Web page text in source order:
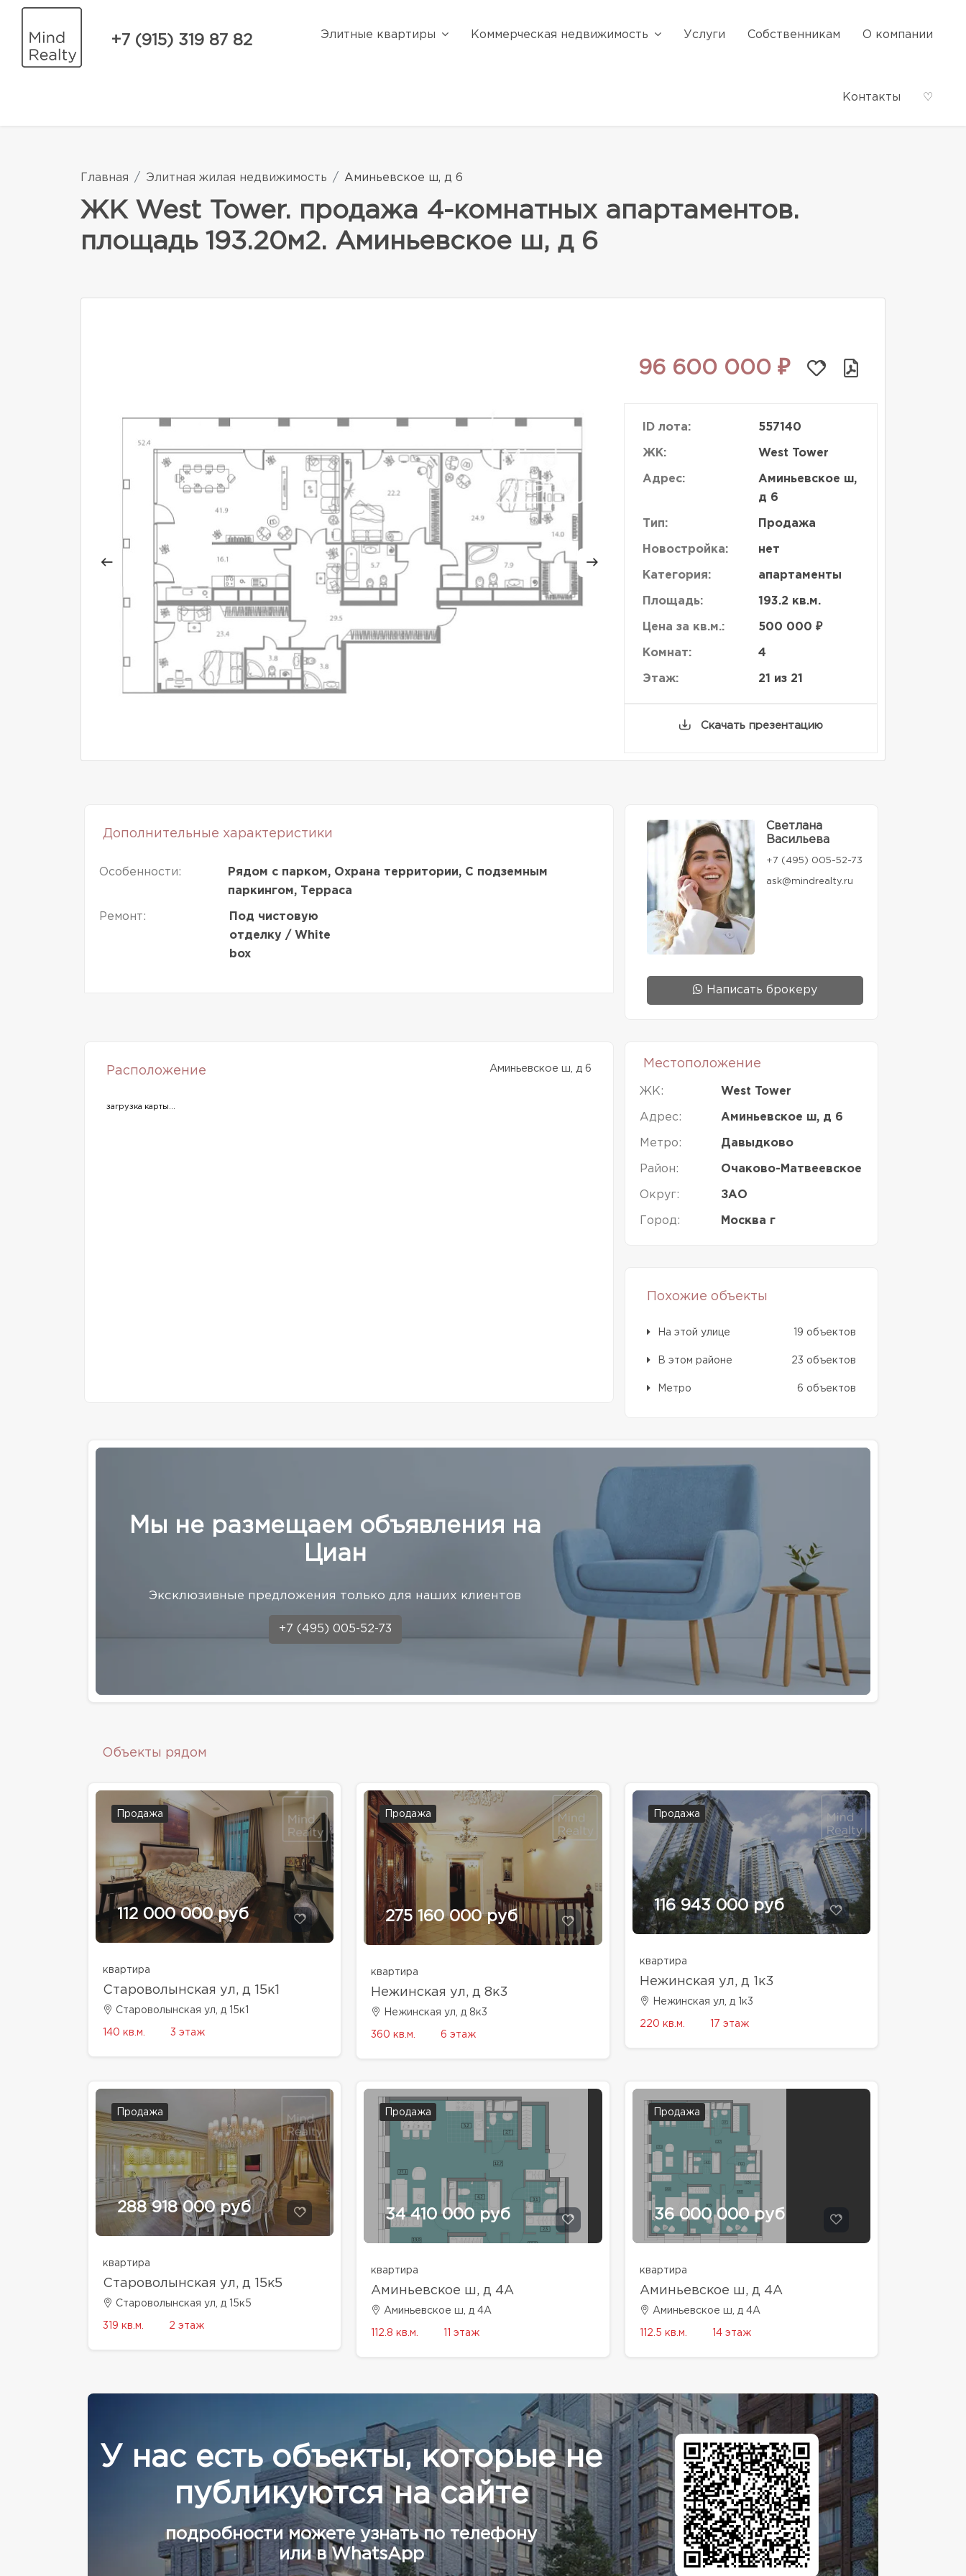
+7 (915) 319 87 82 Элитные квартиры Коммерческая недвижимость Услуги Собственникам О компании
Контакты ♡
Главная Элитная жилая недвижимость Аминьевское ш, д 6
ЖК West Tower. продажа 4-комнатных апартаментов.
площадь 193.20м2. Аминьевское ш, д 6
96 600 000 ₽
ID лота: 557140
ЖК: West Tower
Адрес:
Аминьевское ш,
д 6
Тип: Продажа
Новостройка: нет
Категория: апартаменты
Площадь: 193.2 кв.м.
Цена за кв.м.: 500 000 ₽
Комнат: 4
Этаж: 21 из 21
Скачать презентацию
Дополнительные характеристики
Особенности:
Рядом с парком, Охрана территории, С подземным
паркингом, Терраса
Ремонт:
Под чистовую
отделку / White
box
Светлана
Васильева
+7 (495) 005-52-73
ask@mindrealty.ru
Написать брокеру
Расположение Аминьевское ш, д 6
загрузка карты...
Местоположение
ЖК: West Tower
Адрес: Аминьевское ш, д 6
Метро: Давыдково
Район: Очаково-Матвеевское
Округ: ЗАО
Город: Москва г
Похожие объекты
На этой улице 19 объектов
В этом районе 23 объектов
Метро 6 объектов
Мы не размещаем объявления на
Циан
Эксклюзивные предложения только для наших клиентов
+7 (495) 005-52-73
Объекты рядом
Продажа
112 000 000 руб
квартира
Староволынская ул, д 15к1
Староволынская ул, д 15к1
140 кв.м. 3 этаж
Продажа
275 160 000 руб
квартира
Нежинская ул, д 8к3
Нежинская ул, д 8к3
360 кв.м. 6 этаж
Продажа
116 943 000 руб
квартира
Нежинская ул, д 1к3
Нежинская ул, д 1к3
220 кв.м. 17 этаж
Продажа
288 918 000 руб
квартира
Староволынская ул, д 15к5
Староволынская ул, д 15к5
319 кв.м. 2 этаж
Продажа
34 410 000 руб
квартира
Аминьевское ш, д 4А
Аминьевское ш, д 4А
112.8 кв.м. 11 этаж
Продажа
36 000 000 руб
квартира
Аминьевское ш, д 4А
Аминьевское ш, д 4А
112.5 кв.м. 14 этаж
У нас есть объекты, которые не
публикуются на сайте
подробности можете узнать по телефону
или в WhatsApp